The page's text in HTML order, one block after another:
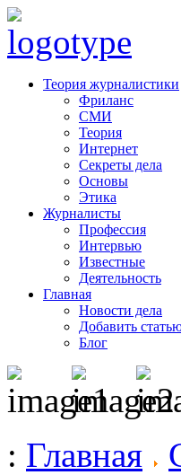
Теория журналистики
Фриланс
СМИ
Теория
Интернет
Секреты дела
Основы
Этика
Журналисты
Профессия
Интервью
Известные
Деятельность
Главная
Новости дела
Добавить
Блог
: Главная